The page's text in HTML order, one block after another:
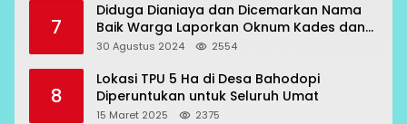
7
Diduga Dianiaya dan Dicemarkan Nama
Baik Warga Laporkan Oknum Kades dan
Oknum Polisi
30 Agustus 2024 2554
8
Lokasi TPU 5 Ha di Desa Bahodopi
Diperuntukan untuk Seluruh Umat
15 Maret 2025 2375